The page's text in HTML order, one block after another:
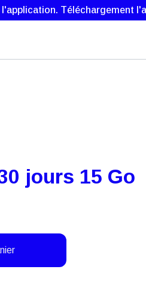
Téléchargement
jours 15 Go